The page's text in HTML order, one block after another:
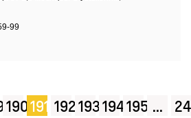
99
190191 192193194195 ...